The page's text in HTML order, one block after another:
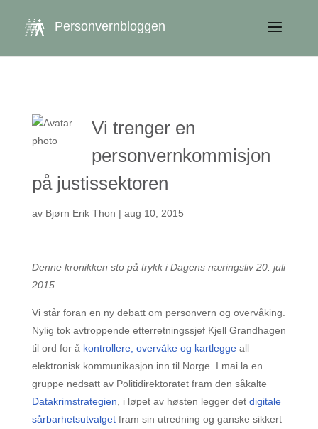
Personvernbloggen
Vi trenger en
personvernkommisjon
på justissektoren
av Bjørn Erik Thon | aug 10, 2015
Denne kronikken sto på trykk i Dagens næringsliv 20. juli
2015
Vi står foran en ny debatt om personvern og overvåking.
Nylig tok avtroppende etterretningssjef Kjell Grandhagen
til ord for å kontrollere, overvåke og kartleggeall
elektronisk kommunikasjon inn til Norge. I mai la en
gruppe nedsatt av Politidirektoratet fram den såkalte
Datakrimstrategien , i løpet av høsten legger det digitale
sårbarhetsutvalgetfram sin utredning og ganske sikkert